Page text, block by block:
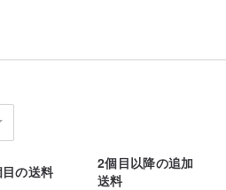
の送料
2個目以降の追加
送料